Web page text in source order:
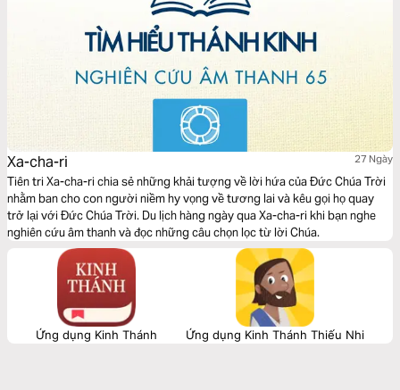
Xa-cha-ri 27 Ngày
Tiên tri Xa-cha-ri chia sẻ những khải tượng về lời hứa của Đức Chúa Trời
nhằm ban cho con người niềm hy vọng về tương lai và kêu gọi họ quay
trở lại với Đức Chúa Trời. Du lịch hàng ngày qua Xa-cha-ri khi bạn nghe
nghiên cứu âm thanh và đọc những câu chọn lọc từ lời Chúa.
Ứng dụng Kinh Thánh Ứng dụng Kinh Thánh Thiếu Nhi